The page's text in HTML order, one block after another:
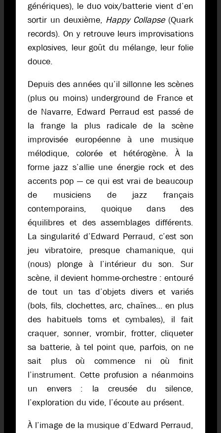
génériques), le duo voix/batterie vient d’en
sortir un deuxième, Happy Collapse(Quark
records). On y retrouve leurs improvisations
explosives, leur goût du mélange, leur folie
douce.
Depuis des années qu’il sillonne les scènes
(plus ou moins) underground de France et
de Navarre, Edward Perraud est passé de
la frange la plus radicale de la scène
improvisée européenne à une musique
mélodique, colorée et hétérogène. À la
forme jazz s’allie une énergie rock et des
accents pop — ce qui est vrai de beaucoup
de musiciens de jazz français
contemporains, quoique dans des
équilibres et des assemblages différents.
La singularité d’Edward Perraud, c’est son
jeu vibratoire, presque chamanique, qui
(nous) plonge à l’intérieur du son. Sur
scène, il devient homme-orchestre : entouré
de tout un tas d’objets divers et variés
(bols, fils, clochettes, arc, chaînes… en plus
des habituels toms et cymbales), il fait
craquer, sonner, vrombir, frotter, cliqueter
sa batterie, à tel point que, parfois, on ne
sait plus où commence ni où finit
l’instrument. Cette profusion a néanmoins
un envers : la creusée du silence,
l’exploration du vide, l’écoute au présent.
À l’image de la musique d’Edward Perraud,